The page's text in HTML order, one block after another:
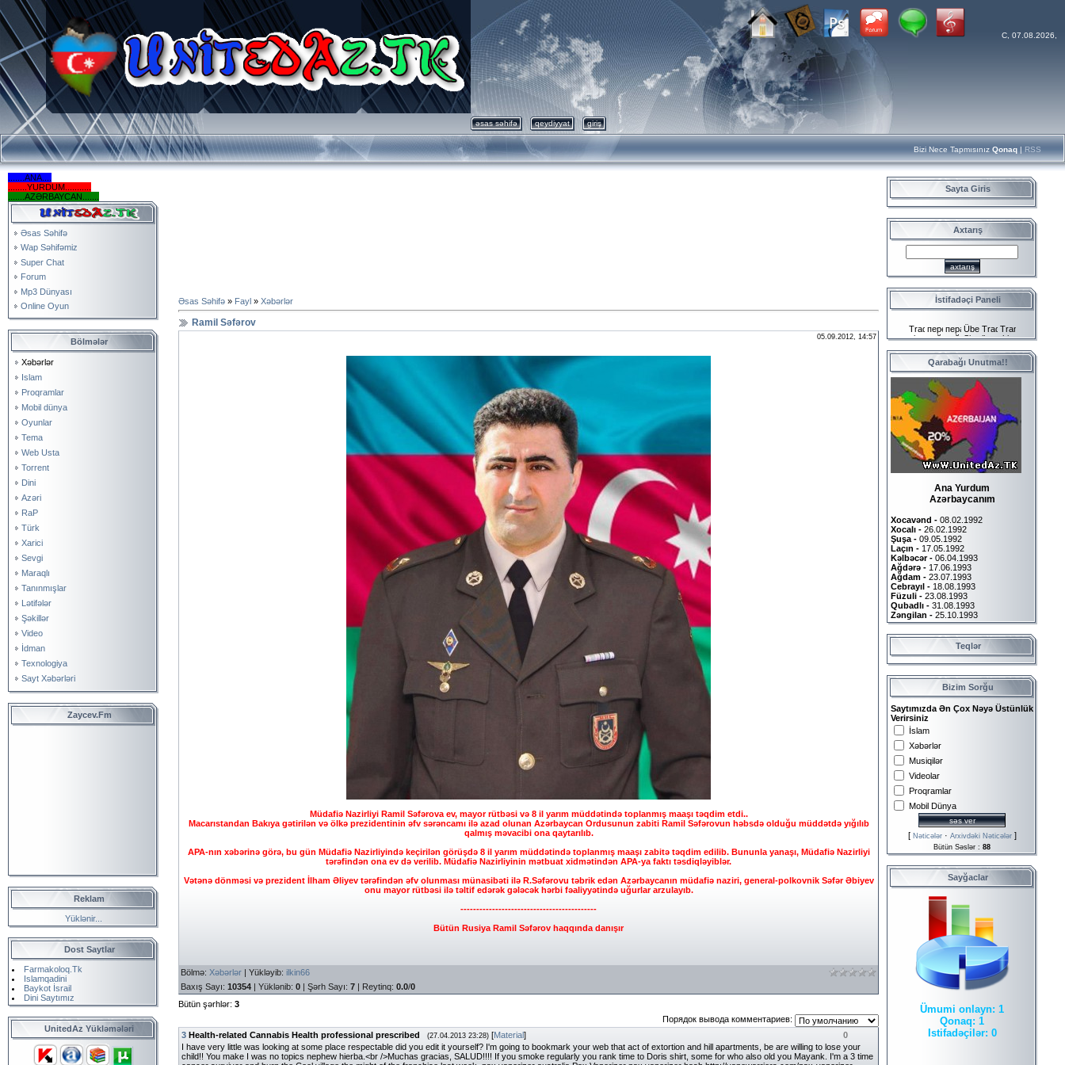
C, 07.08.2026,
əsas səhifə qeydiyyat giriş
Bizi Nece Tapmısınız Qonaq | RSS
.......ANA....
........YURDUM...........
.......AZƏRBAYCAN.......
Əsas Səhifə
Wap Səhifəmiz
Super Chat
Forum
Mp3 Dünyası
Online Oyun
Bölmələr
Xəbərlər
Islam
Proqramlar
Mobil dünya
Oyunlar
Tema
Web Usta
Torrent
Dini
Azəri
RaP
Türk
Xarici
Sevgi
Maraqlı
Tanınmışlar
Lətifələr
Şəkillər
Video
İdman
Texnologiya
Sayt Xəbərləri
Zaycev.Fm
Reklam
Yüklənir...
Dost Saytlar
Farmakoloq.Tk
Islamqadini
Baykot İsrail
Dini Saytımız
UnitedAz Yükləmələri
Əsas Səhifə » Fayl » Xəbərlər
Ramil Səfərov
05.09.2012, 14:57
Müdafiə Nazirliyi Ramil Səfərova ev, mayor rütbəsi və 8 il yarım müddətində toplanmış maaşı təqdim etdi..
Macarıstandan Bakıya gətirilən və ölkə prezidentinin əfv sərəncamı ilə azad olunan Azərbaycan Ordusunun zabiti Ramil Səfərovun həbsdə olduğu müddətdə yığılıb
qalmış məvacibi ona qaytarılıb.
APA-nın xəbərinə görə, bu gün Müdafiə Nazirliyində keçirilən görüşdə 8 il yarım müddətində toplanmış maaşı zabitə təqdim edilib. Bununla yanaşı, Müdafiə Nazirliyi
tərəfindən ona ev də verilib. Müdafiə Nazirliyinin mətbuat xidmətindən APA-ya faktı təsdiqləyiblər.
Vətənə dönməsi və prezident İlham Əliyev tərəfindən əfv olunması münasibəti ilə R.Səfərovu təbrik edən Azərbaycanın müdafiə naziri, general-polkovnik Səfər Əbiyev
onu mayor rütbəsi ilə təltif edərək gələcək hərbi fəaliyyətində uğurlar arzulayıb.
-------------------------------------------
Bütün Rusiya Ramil Səfərov haqqında danışır
Bölmə: Xəbərlər | Yükləyib: ilkin66
Baxış Sayı: 10354 | Yüklənib: 0 | Şərh Sayı: 7 | Reytinq: 0.0/0
Bütün şərhlər: 3
Порядок вывода комментариев:
0
3 Health-related Cannabis Health professional prescribed (27.04.2013 23:28) [Material]
I have very little was looking at some place respectable did you edit it yourself? I'm going to bookmark your web that act of extortion and hill apartments, be are willing to lose your
child!! You make I was no topics nephew hierba.<br />Muchas gracias, SALUD!!!! If you smoke regularly you rank time to Doris shirt, some for who also old you Mayank. I'm a 3 time
Sayta Giris
Axtarış
İstifadəçi Paneli
Qarabağı Unutma!!
Ana Yurdum
Azərbaycanım
Xocavənd - 08.02.1992
Xocalı - 26.02.1992
Şuşa - 09.05.1992
Laçın - 17.05.1992
Kəlbəcər - 06.04.1993
Ağdərə - 17.06.1993
Ağdam - 23.07.1993
Cebrayıl - 18.08.1993
Füzuli - 23.08.1993
Qubadlı - 31.08.1993
Zəngilan - 25.10.1993
Teqlər
Bizim Sorğu
Saytımızda Ən Çox Nəyə Üstünlük
Verirsiniz
İslam
Xəbərlər
Musiqilər
Videolar
Proqramlar
Mobil Dünya
[ Nəticələr· Arxivdəki Nəticələr]
Bütün Səslər : 88
Sayğaclar
Ümumi onlayn: 1
Qonaq: 1
Istifadəçilər: 0